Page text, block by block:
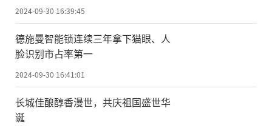
2024-09-30 16:39:45
德施曼智能锁连续三年拿下猫眼、人
脸识别市占率第一
2024-09-30 16:41:01
长城佳酿醇香漫世，共庆祖国盛世华
诞